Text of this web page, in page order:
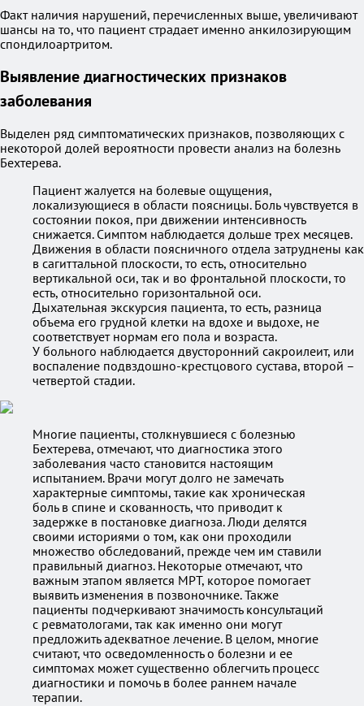
Факт наличия нарушений, перечисленных выше, увеличивают
шансы на то, что пациент страдает именно анкилозирующим
спондилоартритом.
Выявление диагностических признаков
заболевания
Выделен ряд симптоматических признаков, позволяющих с
некоторой долей вероятности провести анализ на болезнь
Бехтерева.
Пациент жалуется на болевые ощущения,
локализующиеся в области поясницы. Боль чувствуется в
состоянии покоя, при движении интенсивность
снижается. Симптом наблюдается дольше трех месяцев.
Движения в области поясничного отдела затруднены как
в сагиттальной плоскости, то есть, относительно
вертикальной оси, так и во фронтальной плоскости, то
есть, относительно горизонтальной оси.
Дыхательная экскурсия пациента, то есть, разница
объема его грудной клетки на вдохе и выдохе, не
соответствует нормам его пола и возраста.
У больного наблюдается двусторонний сакроилеит, или
воспаление подвздошно-крестцового сустава, второй –
четвертой стадии.
Многие пациенты, столкнувшиеся с болезнью
Бехтерева, отмечают, что диагностика этого
заболевания часто становится настоящим
испытанием. Врачи могут долго не замечать
характерные симптомы, такие как хроническая
боль в спине и скованность, что приводит к
задержке в постановке диагноза. Люди делятся
своими историями о том, как они проходили
множество обследований, прежде чем им ставили
правильный диагноз. Некоторые отмечают, что
важным этапом является МРТ, которое помогает
выявить изменения в позвоночнике. Также
пациенты подчеркивают значимость консультаций
с ревматологами, так как именно они могут
предложить адекватное лечение. В целом, многие
считают, что осведомленность о болезни и ее
симптомах может существенно облегчить процесс
диагностики и помочь в более раннем начале
терапии.